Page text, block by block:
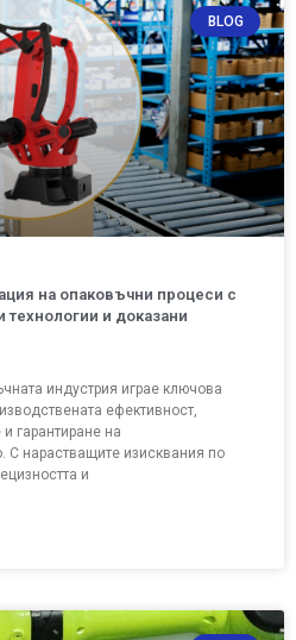
BLOG
на опаковъчни процеси с
и доказани
индустрия играе ключова
ефективност,
гарантиране на
С нарастващите изисквания по
и